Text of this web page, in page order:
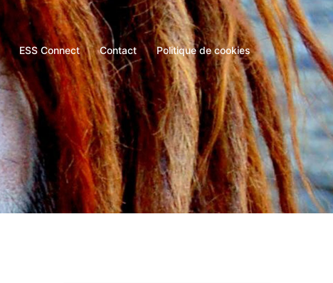
ESS Connect Contact Politique de cookies